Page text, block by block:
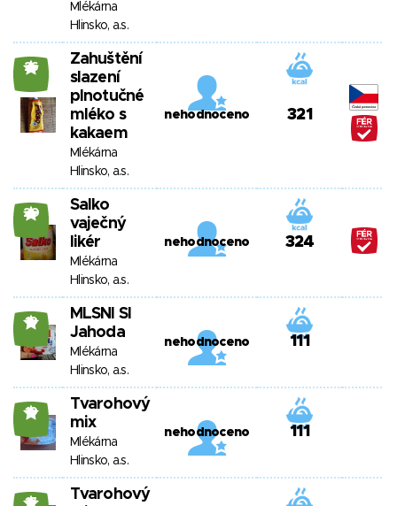
Mlékárna
Hlinsko, a.s.
26
Zahuštění
slazení
plnotučné
mléko s
kakaem
Mlékárna
Hlinsko, a.s.
nehodnoceno 321
20
Salko
vaječný
likér
Mlékárna
Hlinsko, a.s.
nehodnoceno 324
19
MLSNI SI
Jahoda
Mlékárna
Hlinsko, a.s.
nehodnoceno 111
19
Tvarohový
mix
Mlékárna
Hlinsko, a.s.
nehodnoceno 111
17
Tvarohový